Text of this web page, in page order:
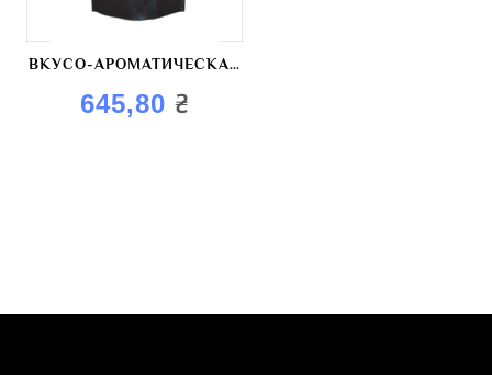
ВКУСО-АРОМАТИЧЕСКАЯ
СМЕСЬ «БУЖЕНИНА»
645,80 ₴